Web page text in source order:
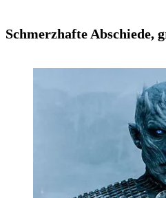
Schmerzhafte Abschiede,